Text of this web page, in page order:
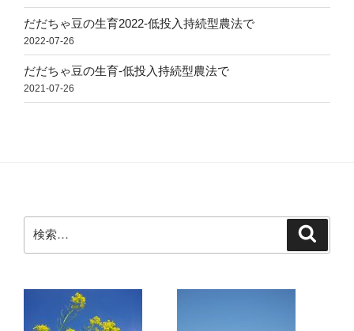
だだちゃ豆の生育2022-低投入持続型農法で
2022-07-26
だだちゃ豆の生育-低投入持続型農法で
2021-07-26
索: